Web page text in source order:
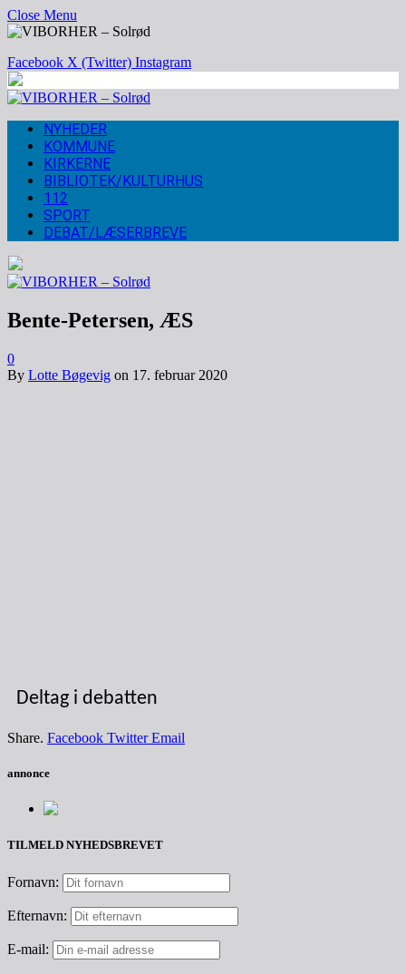
Close Menu
Facebook X (Twitter) Instagram
NYHEDER
KOMMUNE
KIRKERNE
BIBLIOTEK/KULTURHUS
112
SPORT
DEBAT/LÆSERBREVE
Bente-Petersen, ÆS
0
By Lotte Bøgevig on 17. februar 2020
Deltag i debatten
Share. Facebook Twitter Email
annonce
TILMELD NYHEDSBREVET
Fornavn:
Efternavn:
E-mail: